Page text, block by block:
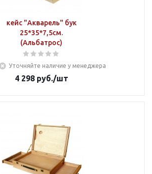
кейс "Акварель" бук
25*35*7,5см.
(Альбатрос)
Уточняйте наличие у менеджера
4 298руб./шт